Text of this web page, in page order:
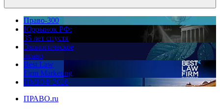
Право-300
Юррынок РФ:
35 лет спустя
Экологическое
право
Best Law
Firm Marketing
ПМЮФ 2026
ПРАВО.ru